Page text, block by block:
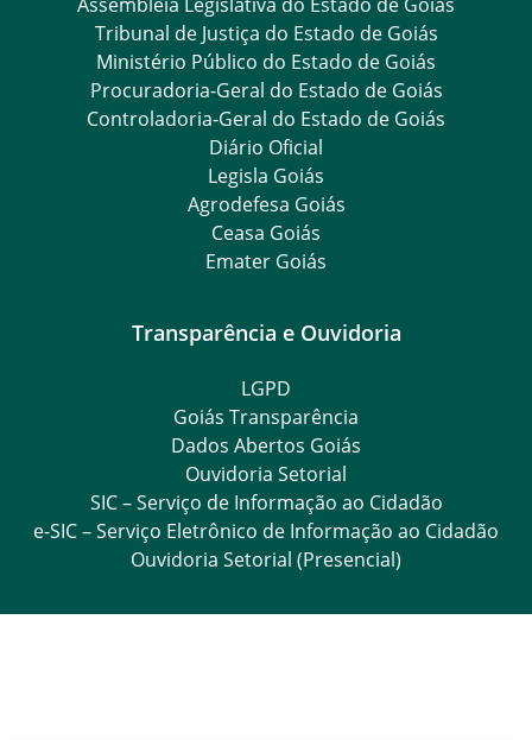
Tribunal de Justiça do Estado de Goiás
Ministério Público do Estado de Goiás
Procuradoria-Geral do Estado de Goiás
Controladoria-Geral do Estado de Goiás
Diário Oficial
Legisla Goiás
Agrodefesa Goiás
Ceasa Goiás
Emater Goiás
Transparência e Ouvidoria
LGPD
Goiás Transparência
Dados Abertos Goiás
Ouvidoria Setorial
SIC – Serviço de Informação ao Cidadão
e-SIC – Serviço Eletrônico de Informação ao Cidadão
Ouvidoria Setorial (Presencial)